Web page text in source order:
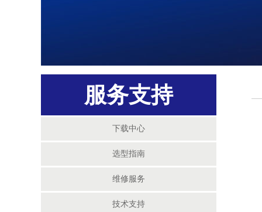
服务支持
下载中心
选型指南
维修服务
技术支持